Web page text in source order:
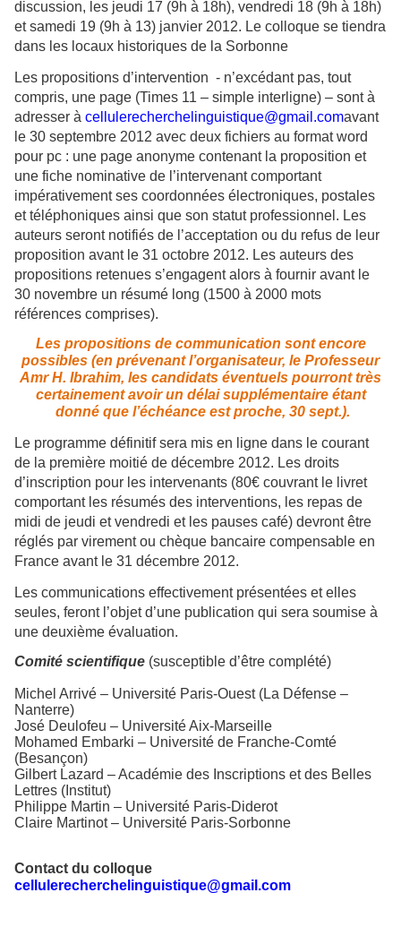
discussion, les jeudi 17 (9h à 18h), vendredi 18 (9h à 18h)
et samedi 19 (9h à 13) janvier 2012. Le colloque se tiendra
dans les locaux historiques de la Sorbonne
Les propositions d’intervention - n’excédant pas, tout
compris, une page (Times 11 – simple interligne) – sont à
adresser à cellulerecherchelinguistique@gmail.comavant
le 30 septembre 2012 avec deux fichiers au format word
pour pc : une page anonyme contenant la proposition et
une fiche nominative de l’intervenant comportant
impérativement ses coordonnées électroniques, postales
et téléphoniques ainsi que son statut professionnel. Les
auteurs seront notifiés de l’acceptation ou du refus de leur
proposition avant le 31 octobre 2012. Les auteurs des
propositions retenues s’engagent alors à fournir avant le
30 novembre un résumé long (1500 à 2000 mots
références comprises).
Les propositions de communication sont encore
possibles (en prévenant l’organisateur, le Professeur
Amr H. Ibrahim, les candidats éventuels pourront très
certainement avoir un délai supplémentaire étant
donné que l’échéance est proche, 30 sept.).
Le programme définitif sera mis en ligne dans le courant
de la première moitié de décembre 2012. Les droits
d’inscription pour les intervenants (80€ couvrant le livret
comportant les résumés des interventions, les repas de
midi de jeudi et vendredi et les pauses café) devront être
réglés par virement ou chèque bancaire compensable en
France avant le 31 décembre 2012.
Les communications effectivement présentées et elles
seules, feront l’objet d’une publication qui sera soumise à
une deuxième évaluation.
Comité scientifique (susceptible d’être complété)
Michel Arrivé – Université Paris-Ouest (La Défense –
Nanterre)
José Deulofeu – Université Aix-Marseille
Mohamed Embarki – Université de Franche-Comté
(Besançon)
Gilbert Lazard – Académie des Inscriptions et des Belles
Lettres (Institut)
Philippe Martin – Université Paris-Diderot
Claire Martinot – Université Paris-Sorbonne
Contact du colloque
cellulerecherchelinguistique@gmail.com